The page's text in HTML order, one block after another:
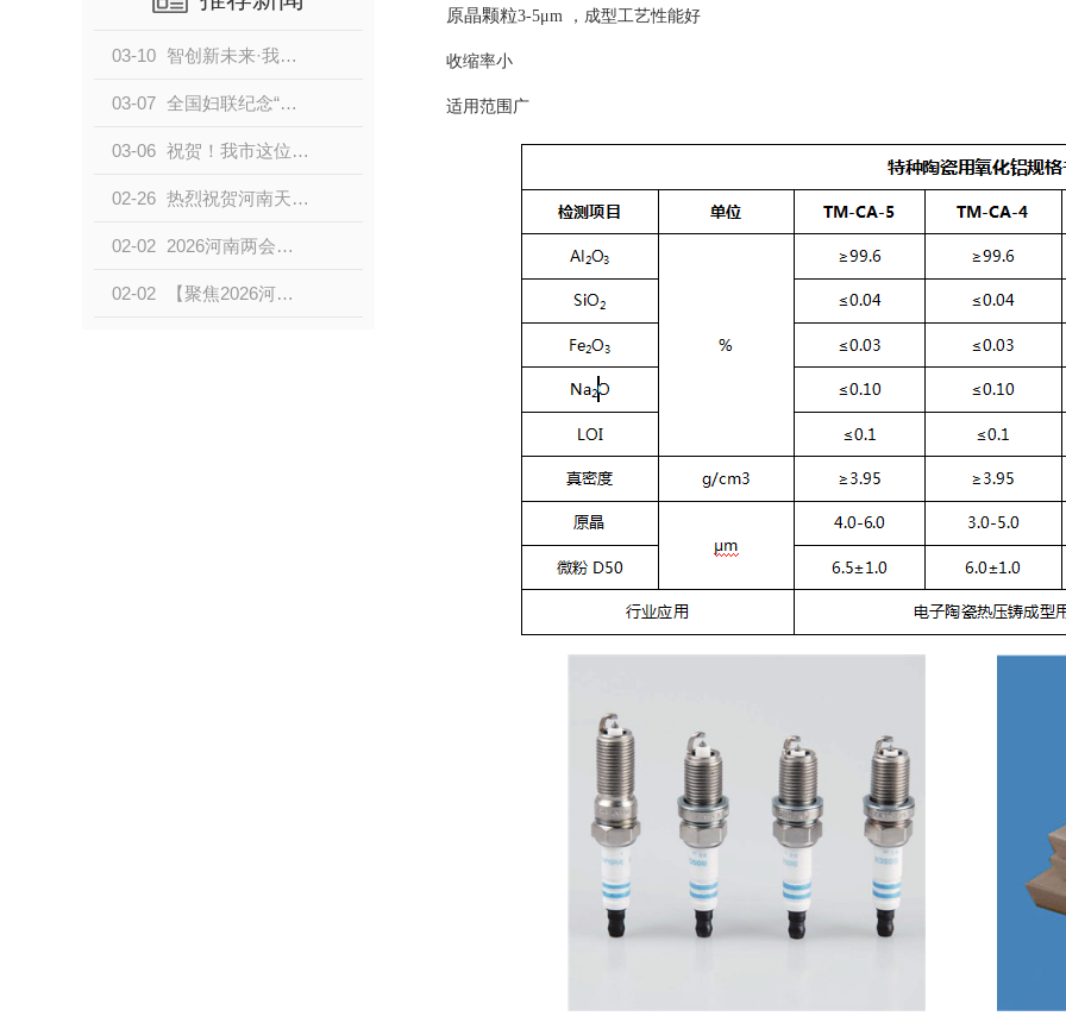
03-10 智创新未来·我的“十五五”开局“中国智造”超会持家的老板
03-07 全国妇联纪念“三八”国际妇女节暨表彰大会
03-06 祝贺！我市这位女民营企业家获全国表彰
02-26 热烈祝贺河南天马新材股份有限公司董事长马淑云参加全省民营企业家代表餐叙交流会
02-02 2026河南两会丨马淑云：AI产业需求为材料产业提供了广阔发展空间
02-02 【聚焦2026河南两会】凝心聚力推动高质量发展 稳步将宏伟蓝图变美好现实。
原晶颗粒3-5μm ，成型工艺性能好
收缩率小
适用范围广